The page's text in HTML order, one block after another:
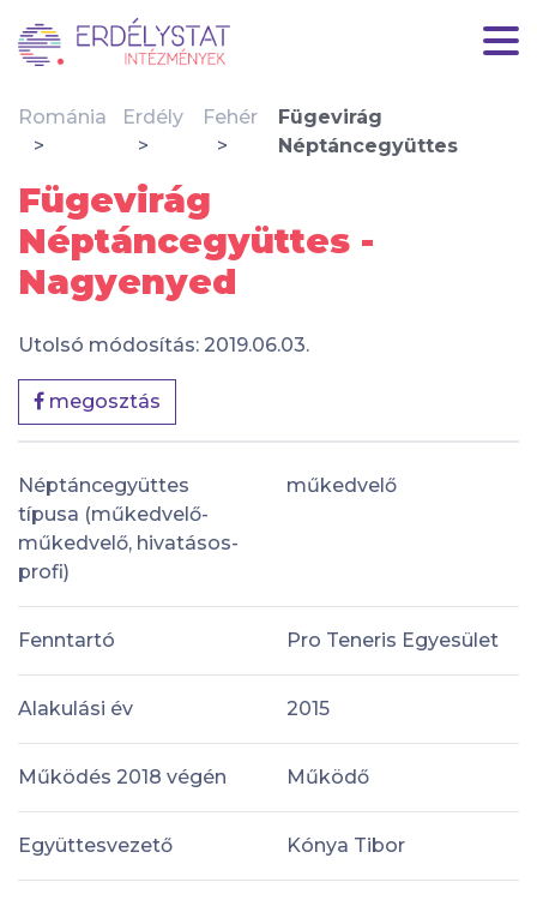
Románia Erdély Fehér
Fügevirág
Néptáncegyüttes
Fügevirág
Néptáncegyüttes -
Nagyenyed
Utolsó módosítás: 2019.06.03.
megosztás
Néptáncegyüttes
típusa (műkedvelő-
műkedvelő, hivatásos-
profi)
műkedvelő
Fenntartó Pro Teneris Egyesület
Alakulási év 2015
Működés 2018 végén Működő
Együttesvezető Kónya Tibor